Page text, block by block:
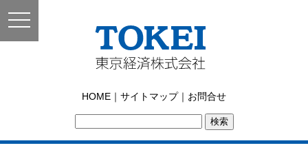
TOKEI
HOME ｜ サイトマップ｜ お問合せ
toggle
navigation